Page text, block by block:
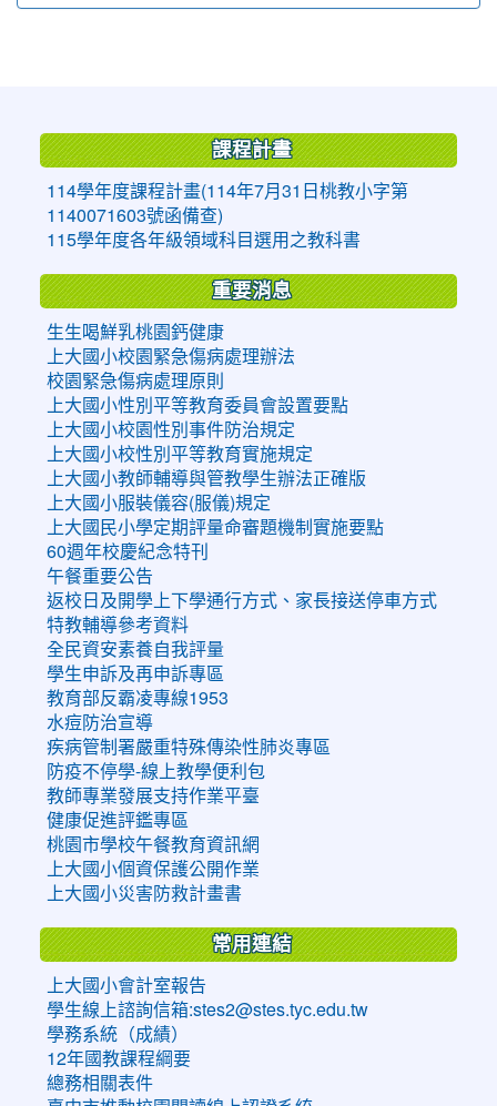
課程計畫
114學年度課程計畫(114年7月31日桃教小字第
1140071603號函備查)
115學年度各年級領域科目選用之教科書
重要消息
生生喝鮮乳桃園鈣健康
上大國小校園緊急傷病處理辦法
校園緊急傷病處理原則
上大國小性別平等教育委員會設置要點
上大國小校園性別事件防治規定
上大國小校性別平等教育實施規定
上大國小教師輔導與管教學生辦法正確版
上大國小服裝儀容(服儀)規定
上大國民小學定期評量命審題機制實施要點
60週年校慶紀念特刊
午餐重要公告
返校日及開學上下學通行方式、家長接送停車方式
特教輔導參考資料
全民資安素養自我評量
學生申訴及再申訴專區
教育部反霸凌專線1953
水痘防治宣導
疾病管制署嚴重特殊傳染性肺炎專區
防疫不停學-線上教學便利包
教師專業發展支持作業平臺
健康促進評鑑專區
桃園市學校午餐教育資訊網
上大國小個資保護公開作業
上大國小災害防救計畫書
常用連結
上大國小會計室報告
學生線上諮詢信箱:stes2@stes.tyc.edu.tw
學務系統（成績）
12年國教課程綱要
總務相關表件